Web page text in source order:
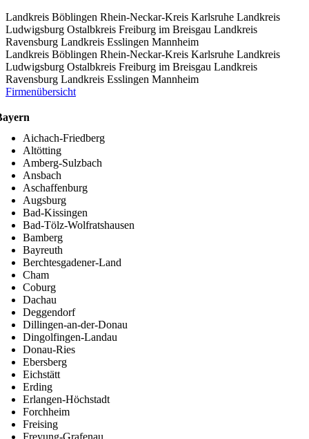
Landkreis Böblingen Rhein-Neckar-Kreis Karlsruhe Landkreis
Ludwigsburg Ostalbkreis Freiburg im Breisgau Landkreis
Ravensburg Landkreis Esslingen Mannheim
Landkreis Böblingen Rhein-Neckar-Kreis Karlsruhe Landkreis
Ludwigsburg Ostalbkreis Freiburg im Breisgau Landkreis
Ravensburg Landkreis Esslingen Mannheim
Firmenübersicht
Aichach-Friedberg
Altötting
Amberg-Sulzbach
Ansbach
Aschaffenburg
Augsburg
Bad-Kissingen
Bad-Tölz-Wolfratshausen
Bamberg
Bayreuth
Berchtesgadener-Land
Cham
Coburg
Dachau
Deggendorf
Dillingen-an-der-Donau
Dingolfingen-Landau
Donau-Ries
Ebersberg
Eichstätt
Erding
Erlangen-Höchstadt
Forchheim
Freising
Freyung-Grafenau